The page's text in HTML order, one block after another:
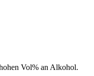
Vol% an Alkohol.